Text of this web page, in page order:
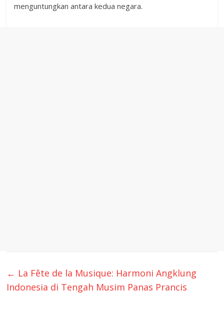
menguntungkan antara kedua negara.
← La Fête de la Musique: Harmoni Angklung
Indonesia di Tengah Musim Panas Prancis